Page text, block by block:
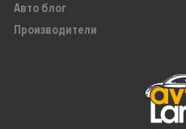
Авто блог
Производители